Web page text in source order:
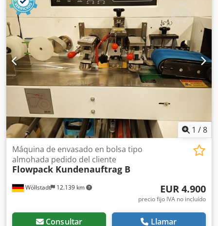
1 /8
Wöllstadt 12.139 km
Máquina de envasado en bolsa tipo
almohada pedido del cliente
Flowpack Kundenauftrag B
EUR 4.900
precio fijo IVA no incluído
Consultar Llamar